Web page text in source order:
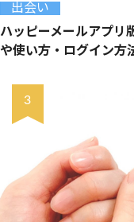
出会い
ハッピーメールアプリ
や使い方・ログイン方